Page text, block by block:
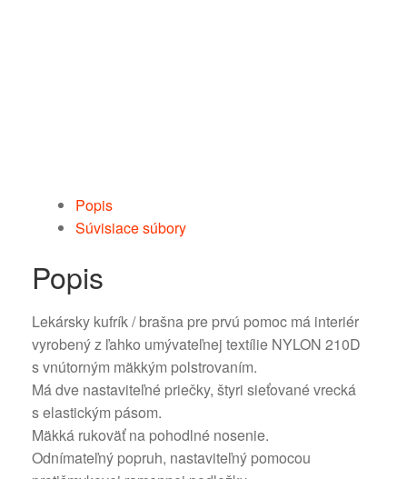
Popis
Súvisiace súbory
Popis
Lekársky kufrík / brašna pre prvú pomoc má interiér
vyrobený z ľahko umývateľnej textílie NYLON 210D
s vnútorným mäkkým polstrovaním.
Má dve nastaviteľné priečky, štyri sieťované vrecká
s elastickým pásom.
Mäkká rukoväť na pohodlné nosenie.
Odnímateľný popruh, nastaviteľný pomocou